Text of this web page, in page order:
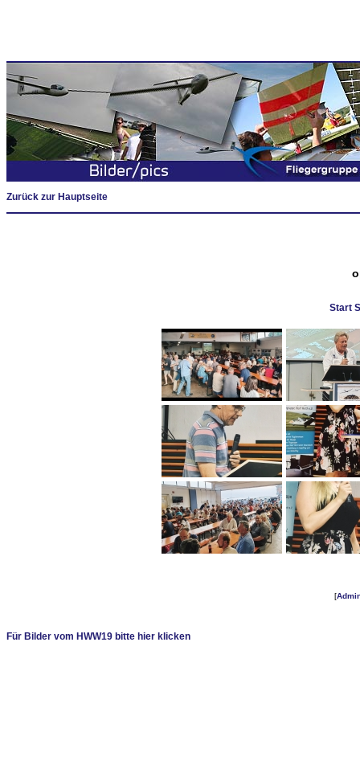
Zurück zur Hauptseite
Start
[
Für Bilder vom HWW19 bitte hier klicken